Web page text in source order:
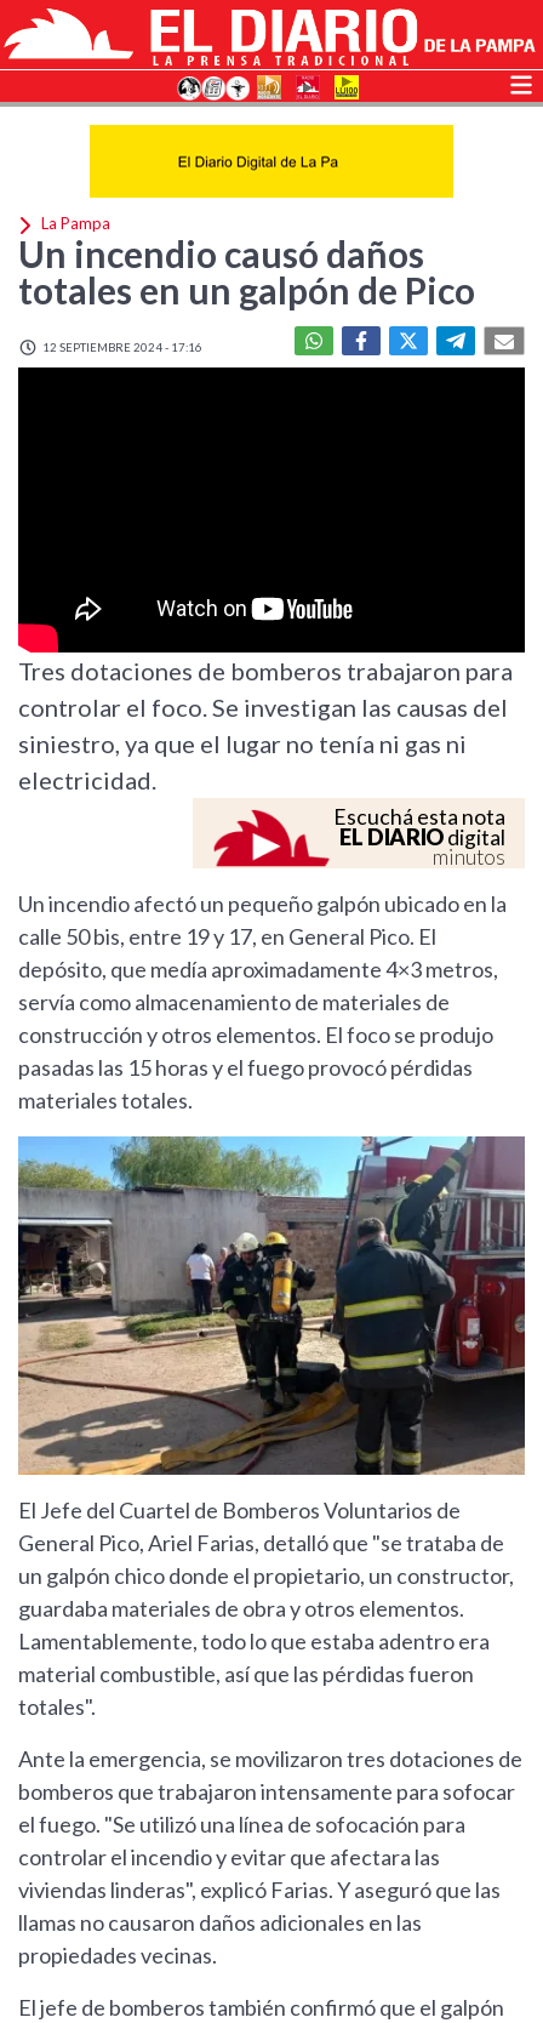
La Pampa
Un incendio causó daños
totales en un galpón de Pico
12 SEPTIEMBRE 2024 - 17:16
Tres dotaciones de bomberos trabajaron para
controlar el foco. Se investigan las causas del
siniestro, ya que el lugar no tenía ni gas ni
electricidad.
Escuchá esta nota
EL DIARIOdigital
minutos
Un incendio afectó un pequeño galpón ubicado en la
calle 50 bis, entre 19 y 17, en General Pico. El
depósito, que medía aproximadamente 4×3 metros,
servía como almacenamiento de materiales de
construcción y otros elementos. El foco se produjo
pasadas las 15 horas y el fuego provocó pérdidas
materiales totales.
El Jefe del Cuartel de Bomberos Voluntarios de
General Pico, Ariel Farias, detalló que "se trataba de
un galpón chico donde el propietario, un constructor,
guardaba materiales de obra y otros elementos.
Lamentablemente, todo lo que estaba adentro era
material combustible, así que las pérdidas fueron
totales".
Ante la emergencia, se movilizaron tres dotaciones de
bomberos que trabajaron intensamente para sofocar
el fuego. "Se utilizó una línea de sofocación para
controlar el incendio y evitar que afectara las
viviendas linderas", explicó Farias. Y aseguró que las
llamas no causaron daños adicionales en las
propiedades vecinas.
El jefe de bomberos también confirmó que el galpón